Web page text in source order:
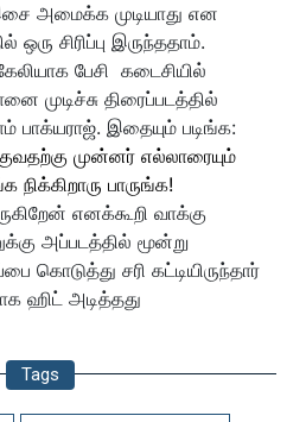
அமைக்க முடியாது என
ஒரு சிரிப்பு இருந்ததாம்.
பேசி கடைசியில்
முடிச்சு திரைப்படத்தில்
பாக்யராஜ். இதையும் படிங்க:
முன்னர் எல்லாரையும்
பாருங்க!
எனக்கூறி வாக்கு
அப்படத்தில் மூன்று
கொடுத்து சரி கட்டியிருந்தார்
ஹிட் அடித்தது
Tags